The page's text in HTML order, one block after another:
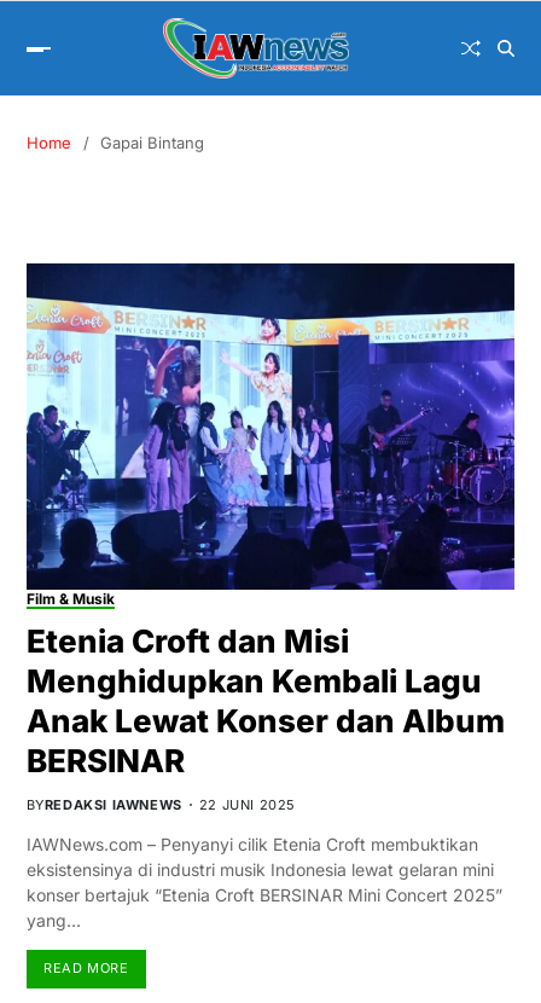
Home Gapai Bintang
Film & Musik
Etenia Croft dan Misi
Menghidupkan Kembali Lagu
Anak Lewat Konser dan Album
BERSINAR
BYREDAKSI IAWNEWS 22 JUNI 2025
IAWNews.com – Penyanyi cilik Etenia Croft membuktikan
eksistensinya di industri musik Indonesia lewat gelaran mini
konser bertajuk “Etenia Croft BERSINAR Mini Concert 2025”
yang…
READ MORE